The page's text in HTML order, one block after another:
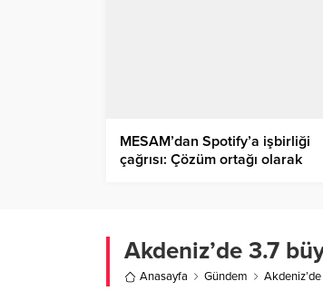
MESAM’dan Spotify’a işbirliği
çağrısı: Çözüm ortağı olarak
Akdeniz’de 3.7
Anasayfa Gündem